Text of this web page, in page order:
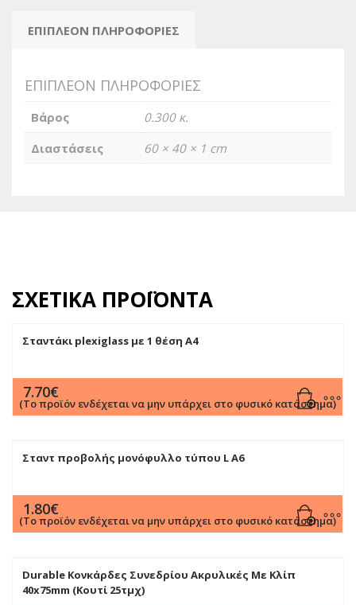
ΕΠΙΠΛΈΟΝ ΠΛΗΡΟΦΟΡΊΕΣ
ΕΠΙΠΛΈΟΝ ΠΛΗΡΟΦΟΡΊΕΣ
Βάρος
0.300 κ.
Διαστάσεις
60 × 40 × 1 cm
ΣΧΕΤΙΚΆ ΠΡΟΪΌΝΤΑ
Σταντάκι plexiglass με 1 θέση Α4
7.70€
(Το προϊόν ενδέχεται να μην υπάρχει στο φυσικό κατάστημα)
Σταντ προβολής μονόφυλλο τύπου L Α6
1.80€
(Το προϊόν ενδέχεται να μην υπάρχει στο φυσικό κατάστημα)
Durable Κονκάρδες Συνεδρίου Ακρυλικές Με Κλίπ
40x75mm (Κουτί 25τμχ)